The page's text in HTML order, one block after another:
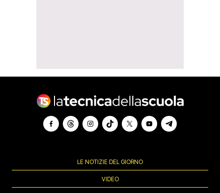
LE NOTIZIE DEL GIORNO
VIDEO